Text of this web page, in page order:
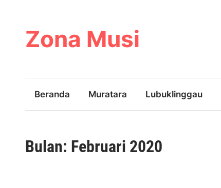
contentZona Musi
Beranda Muratara Lubuklinggau
Bulan: Februari 2020